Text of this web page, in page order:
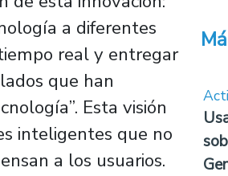
a diferentes
real y entregar
que han
Esta visión
inteligentes que no
a los usuarios.